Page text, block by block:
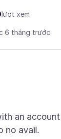
lượt xem
6 tháng trước
an
no avail.